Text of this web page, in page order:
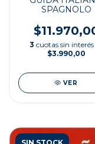
SPAGNOLO
3 cuotas sin interés
$3.990,00
VER